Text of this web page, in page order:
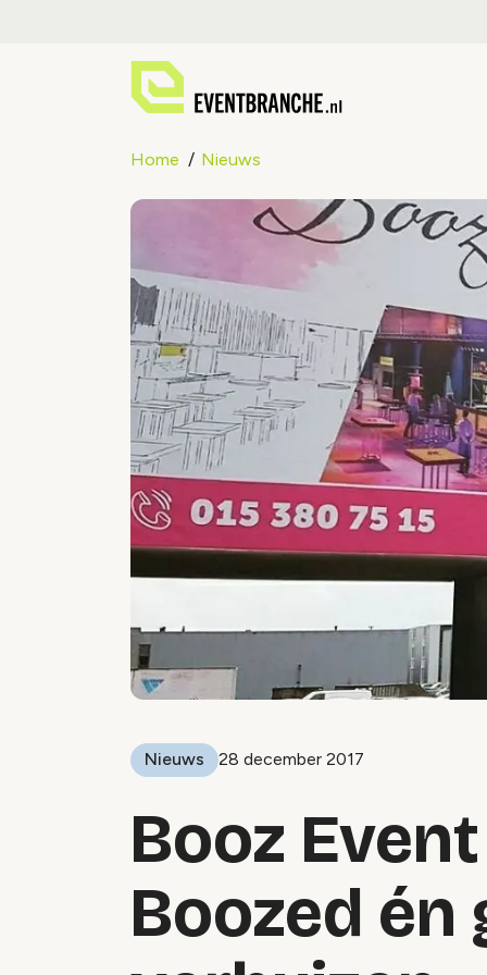
Home Nieuws
Nieuws 28 december 2017
Booz
Boozed én